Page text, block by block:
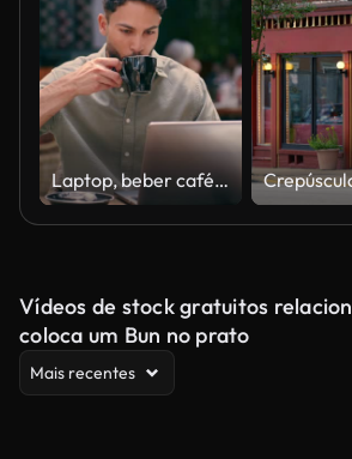
Laptop, beber café e homem no café para digitar e-mail, blog on-line ou trabalho remoto. Computador, restaurante freelance e redator sério escrevendo artigo, lendo ou pesquisando na internet na loja
Vídeos de stock gratuitos
coloca um Bun no prato
Mais recentes